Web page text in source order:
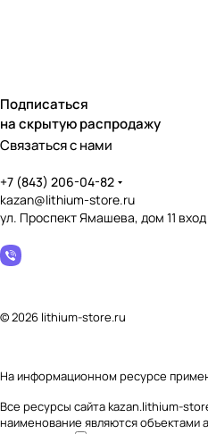
Подписаться
на скрытую распродажу
Связаться с нами
+7 (843) 206-04-82
kazan@lithium-store.ru
ул. Проспект Ямашева, дом 11
© 2026 lithium-store.ru
На информационном ресурсе
Все ресурсы сайта kazan.lithium-
наименование являются объектами